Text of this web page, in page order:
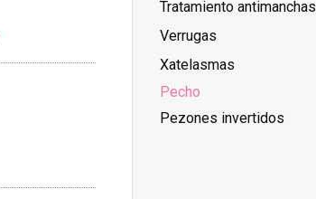
Tratamiento antimanchas
Verrugas
Xatelasmas
Pecho
Pezones invertidos